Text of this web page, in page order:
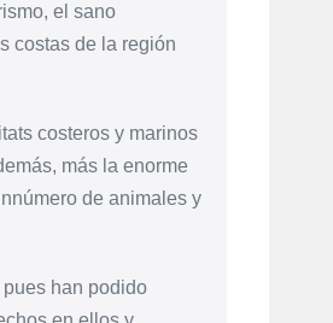
el sano
costas de la región
costeros y marinos
más la enorme
de animales y
han podido